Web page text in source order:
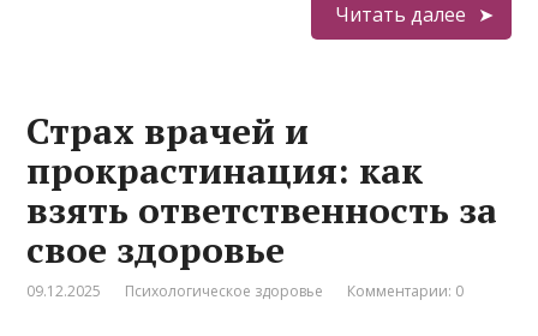
Читать далее
Страх врачей и
прокрастинация: как
взять ответственность за
свое здоровье
09.12.2025 Психологическое здоровье Комментарии: 0